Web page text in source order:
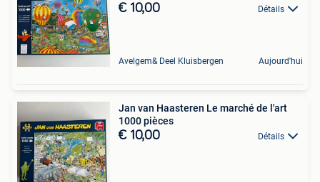
€ 10,00 Détails
Avelgem& Deel Kluisbergen Aujourd'hui
Jan van Haasteren Le marché de l'art
1000 pièces
€ 10,00 Détails